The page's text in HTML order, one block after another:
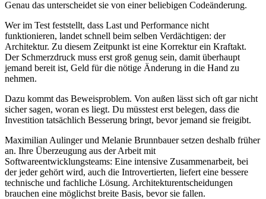
Genau das unterscheidet sie von einer beliebigen Codeänderung.
Wer im Test feststellt, dass Last und Performance nicht
funktionieren, landet schnell beim selben Verdächtigen: der
Architektur. Zu diesem Zeitpunkt ist eine Korrektur ein Kraftakt.
Der Schmerzdruck muss erst groß genug sein, damit überhaupt
jemand bereit ist, Geld für die nötige Änderung in die Hand zu
nehmen.
Dazu kommt das Beweisproblem. Von außen lässt sich oft gar nicht
sicher sagen, woran es liegt. Du müsstest erst belegen, dass die
Investition tatsächlich Besserung bringt, bevor jemand sie freigibt.
Maximilian Aulinger und Melanie Brunnbauer setzen deshalb früher
an. Ihre Überzeugung aus der Arbeit mit
Softwareentwicklungsteams: Eine intensive Zusammenarbeit, bei
der jeder gehört wird, auch die Introvertierten, liefert eine bessere
technische und fachliche Lösung. Architekturentscheidungen
brauchen eine möglichst breite Basis, bevor sie fallen.